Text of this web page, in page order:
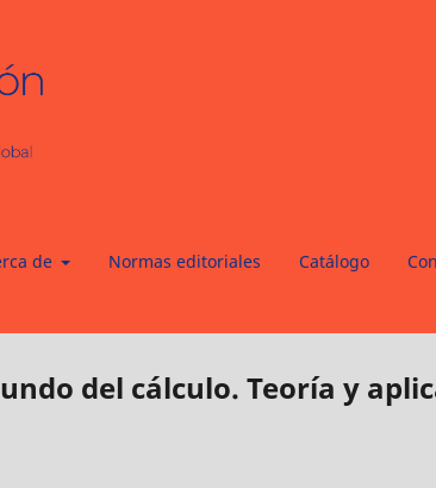
de Normas editoriales Catálogo
del cálculo. Teoría y